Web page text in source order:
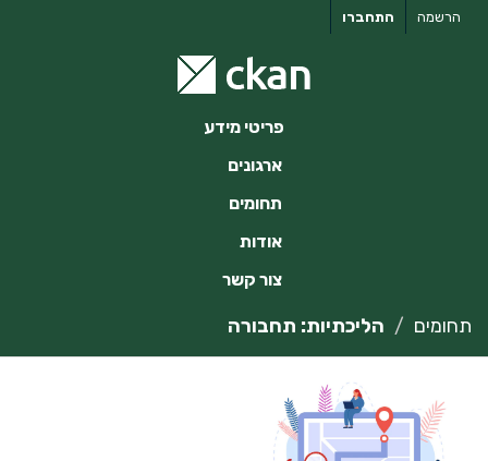
התחברו הרשמה
פריטי מידע
ארגונים
תחומים
אודות
צור קשר
תחומים הליכתיות: תחבורה